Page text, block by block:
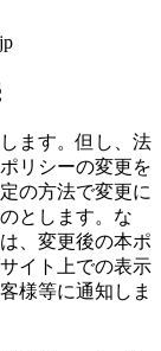
ます。但し、法
リシーの変更を
の方法で変更に
とします。な
、変更後の本ポ
イト上での表示
様等に通知しま